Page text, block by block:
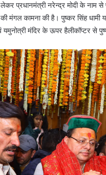
लेकर प्रधानमंत्री नरेन्द्र मोदी के
मंगल कामना की है। पुष्कर सिंह धामी
मंदिर के ऊपर हैलीकॉप्टर से पुष्प